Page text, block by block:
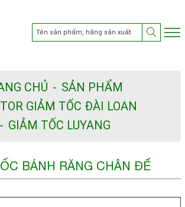
CHỦ
SẢN PHẨM
GIẢM TỐC ĐÀI LOAN
GIẢM TỐC LUYANG
BÁNH RĂNG CHÂN ĐẾ